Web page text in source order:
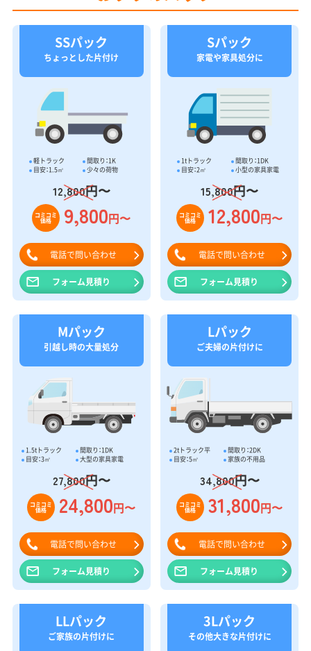
SSパック
ちょっとした片付け
軽トラック
間取り：1K
目安：1.5㎥
少々の荷物
12,800円〜
コミコミ
価格 9,800円〜
電話で問い合わせ
フォーム見積り
Sパック
家電や家具処分に
1tトラック
間取り：1DK
目安：2㎥
小型の家具家電
15,800円〜
コミコミ
価格 12,800円〜
電話で問い合わせ
フォーム見積り
Mパック
引越し時の大量処分
1.5tトラック
間取り：1DK
目安：3㎥
大型の家具家電
27,800円〜
コミコミ
価格 24,800円〜
電話で問い合わせ
フォーム見積り
Lパック
ご夫婦の片付けに
2tトラック平
間取り：2DK
目安：5㎥
家族の不用品
34,800円〜
コミコミ
価格 31,800円〜
電話で問い合わせ
フォーム見積り
LLパック
ご家族の片付けに
3Lパック
その他大きな片付けに